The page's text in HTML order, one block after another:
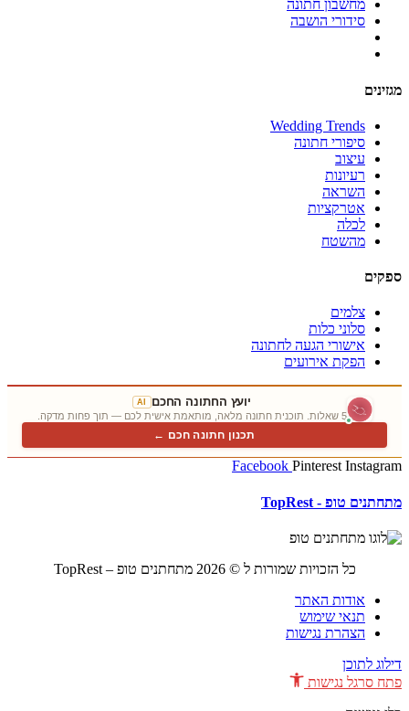
מחשבון חתונה
סידורי הושבה
מגזינים
Wedding Trends
סיפורי חתונה
עיצוב
רעיונות
השראה
אטרקציות
לכלה
מהשטח
ספקים
צלמים
סלוני כלות
אישורי הגעה לחתונה
הפקת אירועים
יועץ החתונה החכם AI
5 שאלות. תוכנית חתונה מלאה, מותאמת אישית לכם — תוך פחות מדקה.
תכנון חתונה חכם ←
Facebook Pinterest Instagram
מתחתנים טופ - TopRest
כל הזכויות שמורות ל © 2026 מתחתנים טופ – TopRest
אודות האתר
תנאי שימוש
הצהרת נגישות
דילוג לתוכן
פתח סרגל נגישות